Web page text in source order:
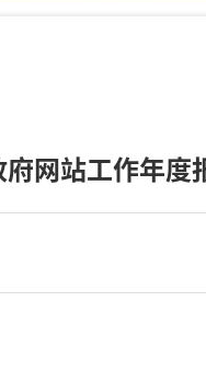
网站工作年度